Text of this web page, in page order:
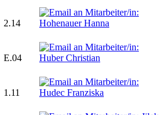
2.14
E.04
1.11